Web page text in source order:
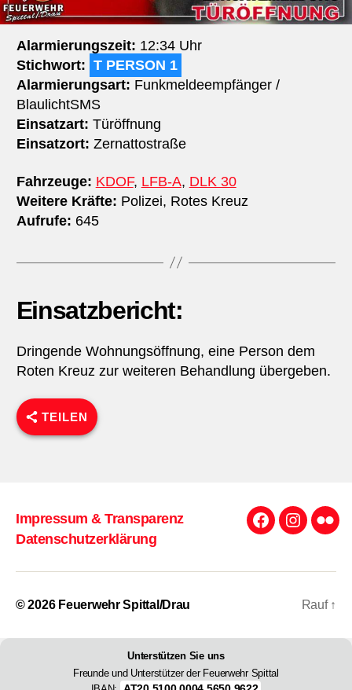
Alarmierungszeit: 12:34 Uhr
Stichwort: T PERSON 1
Alarmierungsart: Funkmeldeempfänger /
BlaulichtSMS
Einsatzart: Türöffnung
Einsatzort: Zernattostraße
Fahrzeuge: KDOF, LFB-A, DLK 30
Weitere Kräfte: Polizei, Rotes Kreuz
Aufrufe: 645
Einsatzbericht:
Dringende Wohnungsöffnung, eine Person dem
Roten Kreuz zur weiteren Behandlung übergeben.
TEILEN
Impressum & Transparenz
Datenschutzerklärung
Facebook
© 2026 Feuerwehr Spittal/Drau Rauf ↑
Unterstützen Sie uns
Freunde und Unterstützer der Feuerwehr Spittal